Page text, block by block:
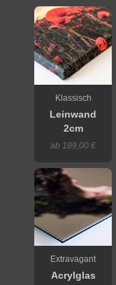
Klassisch
Leinwand
2cm
ab 189,00 €
Extravagant
Acrylglas